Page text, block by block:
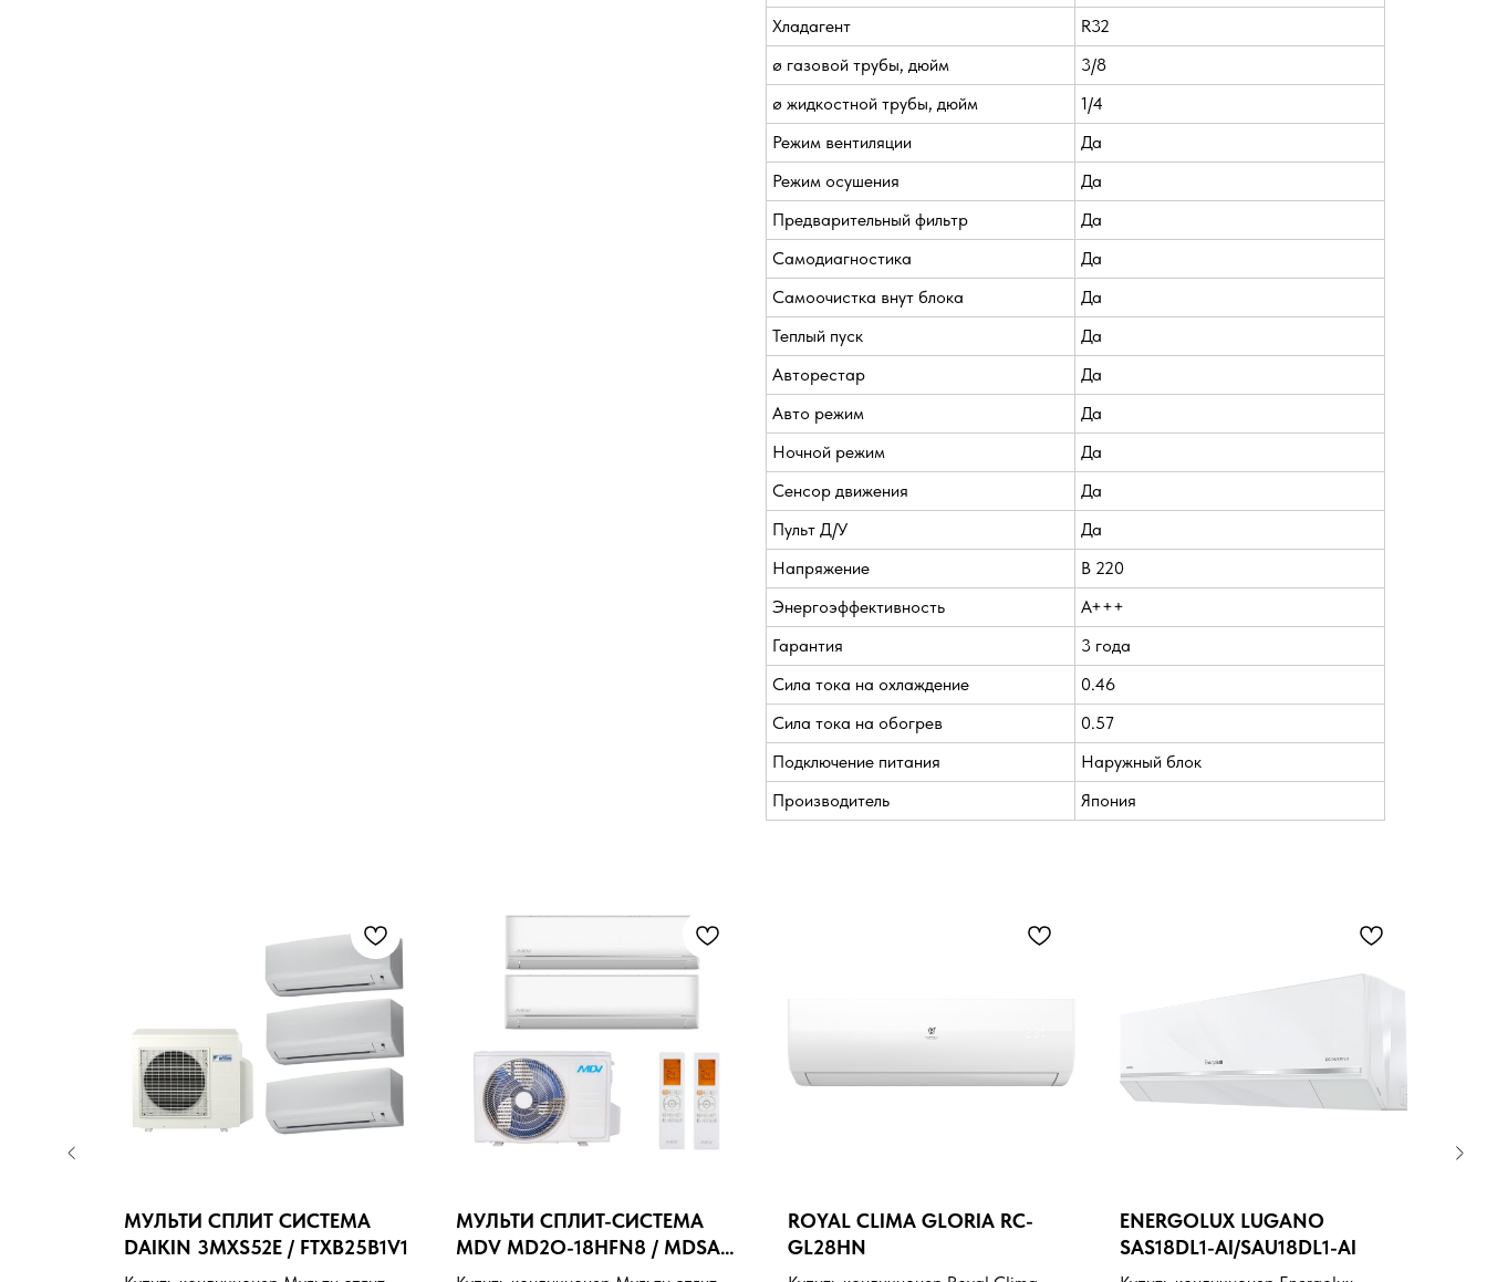
Хладагент
R32
ø газовой трубы, дюйм
3/8
ø жидкостной трубы, дюйм
1/4
Режим вентиляции
Да
Режим осушения
Да
Предварительный фильтр
Да
Самодиагностика
Да
Самоочистка внут блока
Да
Теплый пуск
Да
Авторестар
Да
Авто режим
Да
Ночной режим
Да
Сенсор движения
Да
Пульт Д/У
Да
Напряжение
В 220
Энергоэффективность
A+++
Гарантия
3 года
Сила тока на охлаждение
0.46
Сила тока на обогрев
0.57
Подключение питания
Наружный блок
Производитель
Япония
МУЛЬТИ СПЛИТ СИСТЕМА
DAIKIN 3MXS52E / FTXB25B1V1
МУЛЬТИ СПЛИТ-СИСТЕМА
MDV MD2O-18HFN8 / MDSAG-
09HRFN8
ROYAL CLIMA GLORIA RC-
GL28HN
ENERGOLUX LUGANO
SAS18DL1-AI/SAU18DL1-AI